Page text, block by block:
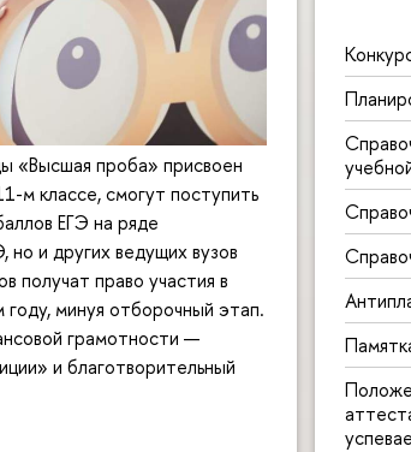
«Высшая проба» присвоен
м классе, смогут поступить
ЕГЭ на ряде
и других ведущих вузов
получат право участия в
минуя отборочный этап.
грамотности —
и благотворительный